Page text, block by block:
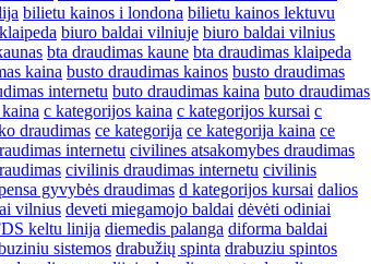
bilietu kainos i londona bilietu kainos lektuvu
biuro baldai vilniuje biuro baldai vilnius
bta draudimas kaune bta draudimas klaipeda
kaina busto draudimas kainos busto draudimas
internetu buto draudimas kaina buto draudimas
c kategorijos kaina c kategorijos kursai c
draudimas ce kategorija ce kategorija kaina ce
internetu civilines atsakomybes draudimas
civilinis draudimas internetu civilinis
gyvybės draudimas d kategorijos kursai dalios
vilnius deveti miegamojo baldai dėvėti odiniai
keltu linija diemedis palanga diforma baldai
sistemos drabužių spinta drabuziu spintos